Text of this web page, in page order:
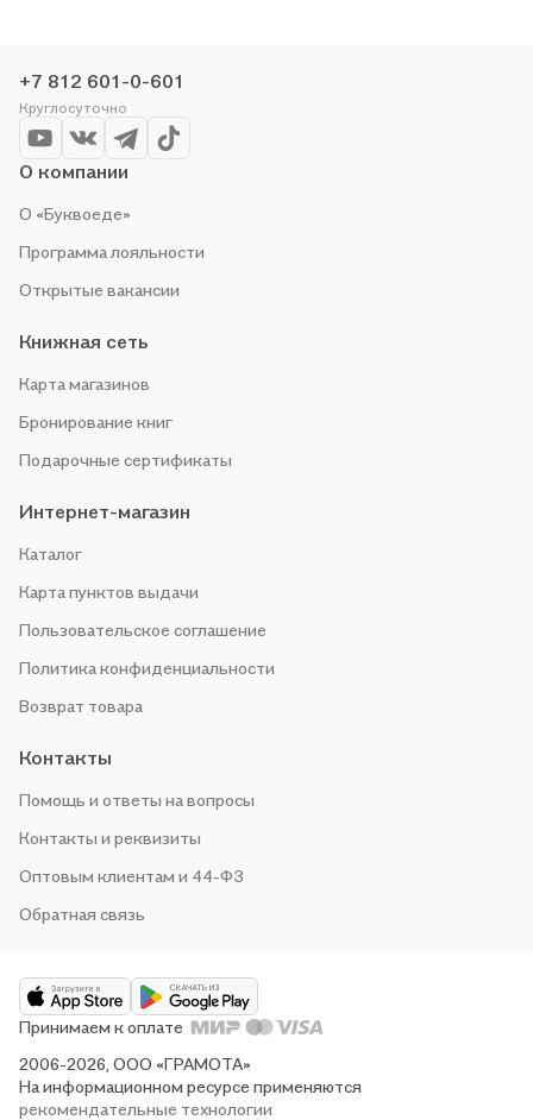
+7 812 601-0-601
Круглосуточно
О компании
О «Буквоеде»
Программа лояльности
Открытые вакансии
Книжная сеть
Карта магазинов
Бронирование книг
Подарочные сертификаты
Интернет-магазин
Каталог
Карта пунктов выдачи
Пользовательское соглашение
Политика конфиденциальности
Возврат товара
Контакты
Помощь и ответы на вопросы
Контакты и реквизиты
Оптовым клиентам и 44-ФЗ
Обратная связь
2006-2026, ООО «ГРАМОТА»
На информационном ресурсе применяются
рекомендательные технологии
Принимаем к оплате